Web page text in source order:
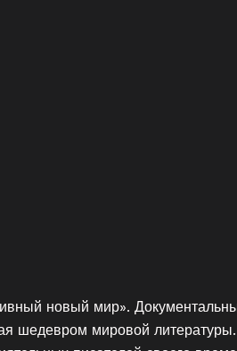
новый мир».
шедевром мировой